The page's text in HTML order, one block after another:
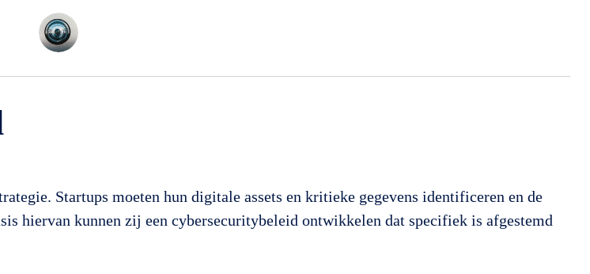
Startups moeten hun digitale assets en kritieke gegevens identificeren en de
hiervan kunnen zij een cybersecuritybeleid ontwikkelen dat specifiek is afgestemd